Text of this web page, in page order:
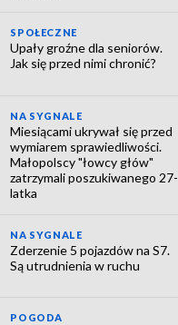
SPOŁECZNE
Upały groźne dla seniorów.
Jak się przed nimi chronić?
NA SYGNALE
Miesiącami ukrywał się przed
wymiarem sprawiedliwości.
Małopolscy "łowcy głów"
zatrzymali poszukiwanego 27-
latka
NA SYGNALE
Zderzenie 5 pojazdów na S7.
Są utrudnienia w ruchu
POGODA